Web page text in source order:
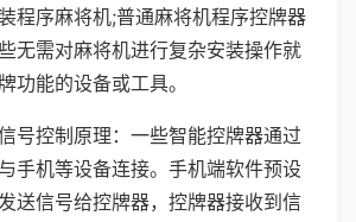
程序麻将机;普通麻将机程序控牌器
无需对麻将机进行复杂安装操作就
功能的设备或工具。
号控制原理：一些智能控牌器通过
手机等设备连接。手机端软件预设
送信号给控牌器，控牌器接收到信